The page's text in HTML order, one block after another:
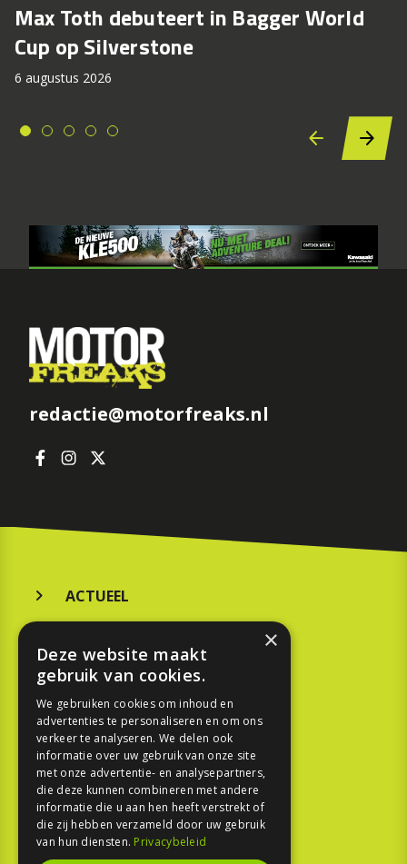
Max Toth debuteert in Bagger World
Cup op Silverstone
6 augustus 2026
redactie@motorfreaks.nl
ACTUEEL
KOOPGIDS
TESTEN
SPORT
REPORTAGE
TOUREN
×
Deze website maakt
gebruik van cookies.
We gebruiken cookies om inhoud en
advertenties te personaliseren en om ons
verkeer te analyseren. We delen ook
informatie over uw gebruik van onze site
met onze advertentie- en analysepartners,
die deze kunnen combineren met andere
informatie die u aan hen heeft verstrekt of
die zij hebben verzameld door uw gebruik
van hun diensten. Privacybeleid